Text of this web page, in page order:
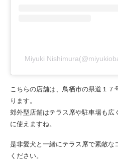
Miyuki
こちらの店舗は、鳥栖市の県道１
ります。
郊外型店舗はテラス席や駐車場も広
に使えますね。
是非愛犬と一緒にテラス席で素敵な
ください。